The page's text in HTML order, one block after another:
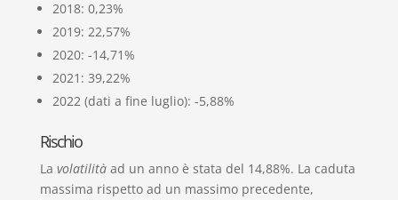
2018: 0,23%
2019: 22,57%
2020: -14,71%
2021: 39,22%
2022 (dati a fine luglio): -5,88%
Rischio
La volatilitàad un anno è stata del 14,88%. La caduta
massima rispetto ad un massimo precedente,